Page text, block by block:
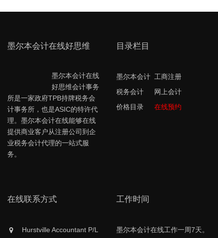
墨尔本会计在线好思维
墨尔本会计在线
好思维会计事务
所是一家政府TPB持牌税务会
计事务所，也是ASIC的特许代
理。墨尔本会计在线能够在线
提供商业客户从注册公司到企
业税务会计代理的一站式服
务。
目录栏目
墨尔本会计 工商注册
税务会计
网上会计
价格目录
在线预约
在线联系方式
Hurstville Accountant P/L
工作时间
墨尔本会计在线工作一周7天。